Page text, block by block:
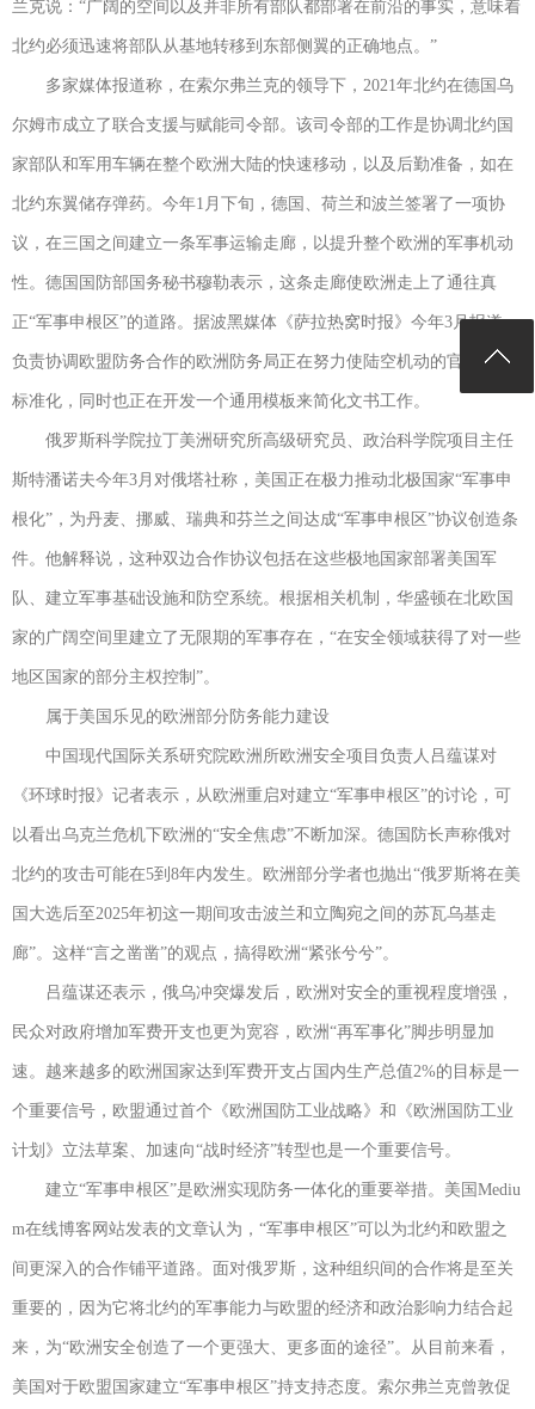
兰克说：“广阔的空间以及并非所有部队都部署在前沿的事实，意味着
北约必须迅速将部队从基地转移到东部侧翼的正确地点。”
多家媒体报道称，在索尔弗兰克的领导下，2021年北约在德国乌
尔姆市成立了联合支援与赋能司令部。该司令部的工作是协调北约国
家部队和军用车辆在整个欧洲大陆的快速移动，以及后勤准备，如在
北约东翼储存弹药。今年1月下旬，德国、荷兰和波兰签署了一项协
议，在三国之间建立一条军事运输走廊，以提升整个欧洲的军事机动
性。德国国防部国务秘书穆勒表示，这条走廊使欧洲走上了通往真
正“军事申根区”的道路。据波黑媒体《萨拉热窝时报》今年3月报道，
负责协调欧盟防务合作的欧洲防务局正在努力使陆空机动的官方程序
标准化，同时也正在开发一个通用模板来简化文书工作。
俄罗斯科学院拉丁美洲研究所高级研究员、政治科学院项目主任
斯特潘诺夫今年3月对俄塔社称，美国正在极力推动北极国家“军事申
根化”，为丹麦、挪威、瑞典和芬兰之间达成“军事申根区”协议创造条
件。他解释说，这种双边合作协议包括在这些极地国家部署美国军
队、建立军事基础设施和防空系统。根据相关机制，华盛顿在北欧国
家的广阔空间里建立了无限期的军事存在，“在安全领域获得了对一些
地区国家的部分主权控制”。
属于美国乐见的欧洲部分防务能力建设
中国现代国际关系研究院欧洲所欧洲安全项目负责人吕蕴谋对
《环球时报》记者表示，从欧洲重启对建立“军事申根区”的讨论，可
以看出乌克兰危机下欧洲的“安全焦虑”不断加深。德国防长声称俄对
北约的攻击可能在5到8年内发生。欧洲部分学者也抛出“俄罗斯将在美
国大选后至2025年初这一期间攻击波兰和立陶宛之间的苏瓦乌基走
廊”。这样“言之凿凿”的观点，搞得欧洲“紧张兮兮”。
吕蕴谋还表示，俄乌冲突爆发后，欧洲对安全的重视程度增强，
民众对政府增加军费开支也更为宽容，欧洲“再军事化”脚步明显加
速。越来越多的欧洲国家达到军费开支占国内生产总值2%的目标是一
个重要信号，欧盟通过首个《欧洲国防工业战略》和《欧洲国防工业
计划》立法草案、加速向“战时经济”转型也是一个重要信号。
建立“军事申根区”是欧洲实现防务一体化的重要举措。美国Mediu
m在线博客网站发表的文章认为，“军事申根区”可以为北约和欧盟之
间更深入的合作铺平道路。面对俄罗斯，这种组织间的合作将是至关
重要的，因为它将北约的军事能力与欧盟的经济和政治影响力结合起
来，为“欧洲安全创造了一个更强大、更多面的途径”。从目前来看，
美国对于欧盟国家建立“军事申根区”持支持态度。索尔弗兰克曾敦促